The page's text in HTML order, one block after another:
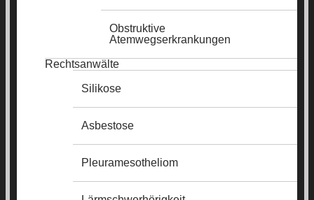
Obstruktive
Atemwegserkrankungen
Rechtsanwälte
Silikose
Asbestose
Pleuramesotheliom